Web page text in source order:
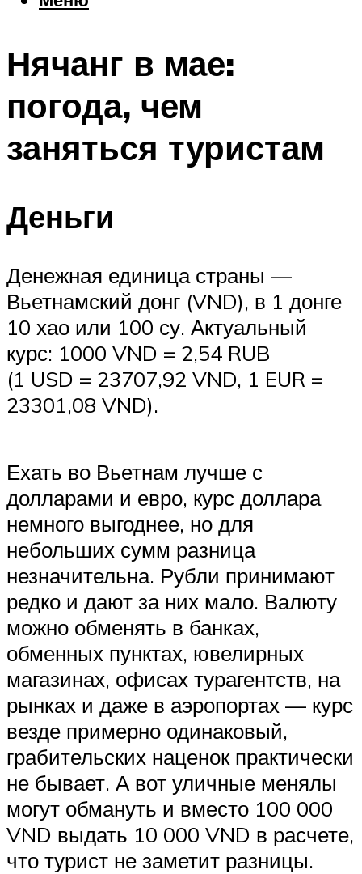
Шоппинг
Меню
Нячанг в мае:
погода, чем
заняться туристам
Деньги
Денежная единица страны —
Вьетнамский донг (VND), в 1 донге
10 хао или 100 су. Актуальный
курс: 1000 VND = 2,54 RUB
(1 USD = 23707,92 VND, 1 EUR =
23301,08 VND).
Ехать во Вьетнам лучше с
долларами и евро, курс доллара
немного выгоднее, но для
небольших сумм разница
незначительна. Рубли принимают
редко и дают за них мало. Валюту
можно обменять в банках,
обменных пунктах, ювелирных
магазинах, офисах турагентств, на
рынках и даже в аэропортах — курс
везде примерно одинаковый,
грабительских наценок практически
не бывает. А вот уличные менялы
могут обмануть и вместо 100 000
VND выдать 10 000 VND в расчете,
что турист не заметит разницы.